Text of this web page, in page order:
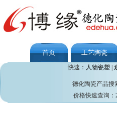
首页 工艺陶瓷
快速： 人物瓷塑
德化陶瓷产品搜
价格快速查询：